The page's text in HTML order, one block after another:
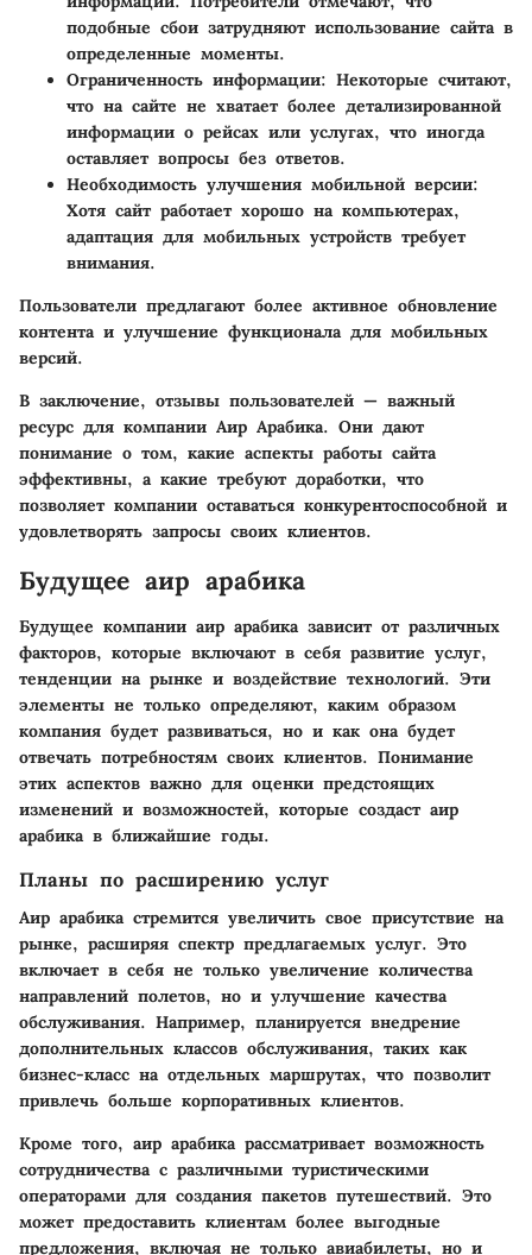
подобные сбои затрудняют использование сайта в
определенные моменты.
Ограниченность информации: Некоторые считают,
что на сайте не хватает более детализированной
информации о рейсах или услугах, что иногда
оставляет вопросы без ответов.
Необходимость улучшения мобильной версии:
Хотя сайт работает хорошо на компьютерах,
адаптация для мобильных устройств требует
внимания.
Пользователи предлагают более активное обновление
контента и улучшение функционала для мобильных
версий.
В заключение, отзывы пользователей — важный
ресурс для компании Аир Арабика. Они дают
понимание о том, какие аспекты работы сайта
эффективны, а какие требуют доработки, что
позволяет компании оставаться конкурентоспособной и
удовлетворять запросы своих клиентов.
Будущее аир арабика
Будущее компании аир арабика зависит от различных
факторов, которые включают в себя развитие услуг,
тенденции на рынке и воздействие технологий. Эти
элементы не только определяют, каким образом
компания будет развиваться, но и как она будет
отвечать потребностям своих клиентов. Понимание
этих аспектов важно для оценки предстоящих
изменений и возможностей, которые создаст аир
арабика в ближайшие годы.
Планы по расширению услуг
Аир арабика стремится увеличить свое присутствие на
рынке, расширяя спектр предлагаемых услуг. Это
включает в себя не только увеличение количества
направлений полетов, но и улучшение качества
обслуживания. Например, планируется внедрение
дополнительных классов обслуживания, таких как
бизнес-класс на отдельных маршрутах, что позволит
привлечь больше корпоративных клиентов.
Кроме того, аир арабика рассматривает возможность
сотрудничества с различными туристическими
операторами для создания пакетов путешествий. Это
может предоставить клиентам более выгодные
предложения, включая не только авиабилеты, но и